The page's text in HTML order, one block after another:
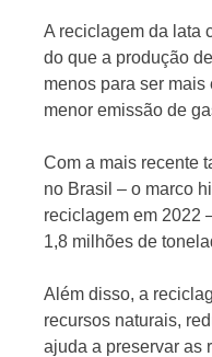
A reciclagem da lata
do que a produção
menos para ser mais
menor emissão de
Com a mais recente
no Brasil – o marco
reciclagem em 2022
1,8 milhões de
Além disso, a
recursos naturais,
ajuda a preservar as